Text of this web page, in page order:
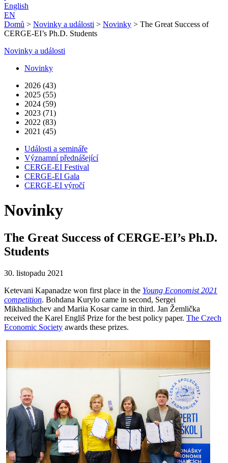
English
EN
Domů > Novinky a události > Novinky > The Great Success of
CERGE-EI’s Ph.D. Students
Novinky a události
Novinky
2026 (43)
2025 (55)
2024 (59)
2023 (71)
2022 (83)
2021 (45)
Události a semináře
Významní přednášející
CERGE-EI Festival
CERGE-EI Gala
CERGE-EI výročí
Novinky
The Great Success of CERGE-EI’s Ph.D.
Students
30. listopadu 2021
Ketevani Kapanadze won first place in the Young Economist 2021
competition. Bohdana Kurylo came in second, Sergei
Mikhalishchev and Mariia Kosar came in third. Jan Žemlička
received the Karel Engliš Prize for the best policy paper. The Czech
Economic Society awards these prizes.